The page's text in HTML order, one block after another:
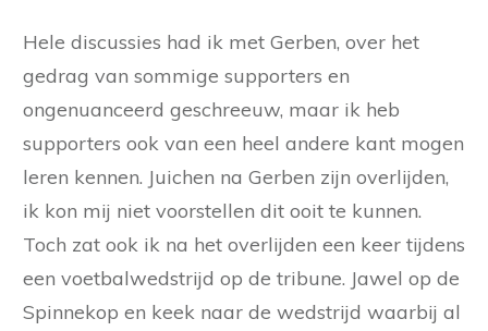
Hele discussies had ik met Gerben, over het
gedrag van sommige supporters en
ongenuanceerd geschreeuw, maar ik heb
supporters ook van een heel andere kant mogen
leren kennen. Juichen na Gerben zijn overlijden,
ik kon mij niet voorstellen dit ooit te kunnen.
Toch zat ook ik na het overlijden een keer tijdens
een voetbalwedstrijd op de tribune. Jawel op de
Spinnekop en keek naar de wedstrijd waarbij al